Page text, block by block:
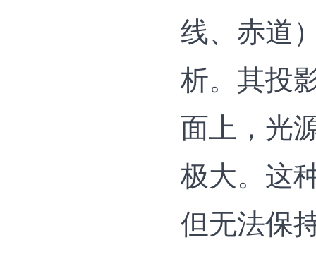
线、赤道
析‌。其投
面上，光
极大‌。这
但无法保